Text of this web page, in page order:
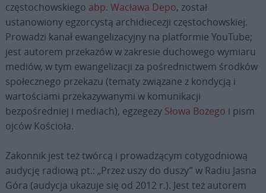
częstochowskiego abp. Wacława Depo, został
ustanowiony egzorcystą archidiecezji częstochowskiej.
Prowadzi kanał ewangelizacyjny na platformie YouTube;
jest autorem przekazów w zakresie duchowego wymiaru
mediów, w tym ewangelizacji za pośrednictwem środków
społecznego przekazu (tematy związane z kondycją i
wartościami przekazywanymi w komunikacji
bezpośredniej i mediach), egzegezy Słowa Bożego i pism
ojców Kościoła.
Zakonnik jest też twórcą i prowadzącym cotygodniową
audycję radiową pt.: „Przez uszy do duszy” w Radiu Jasna
Góra (audycja ukazuje się od 2012 r.). Jest też autorem